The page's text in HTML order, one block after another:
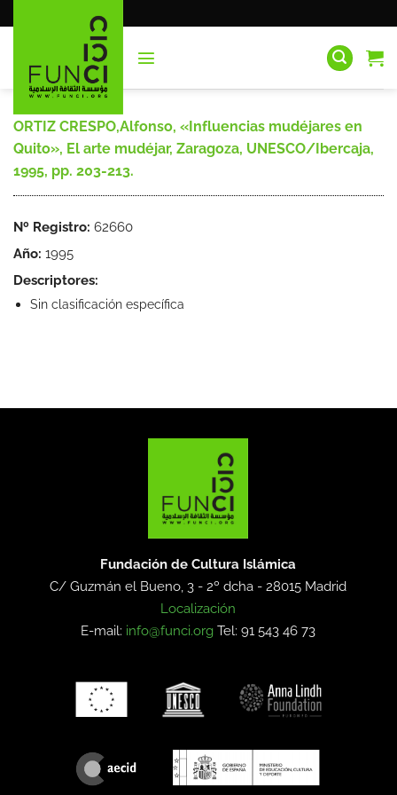
al
ORTIZ CRESPO,Alfonso, «Influencias mudéjares en
Quito», El arte mudéjar, Zaragoza, UNESCO/Ibercaja,
1995, pp. 203-213.
Nº Registro: 62660
Año: 1995
Descriptores:
Sin clasificación específica
Fundación de Cultura Islámica
C/ Guzmán el Bueno, 3 - 2º dcha -28015 Madrid
Localización
E-mail: info@funci.org Tel: 91 543 46 73